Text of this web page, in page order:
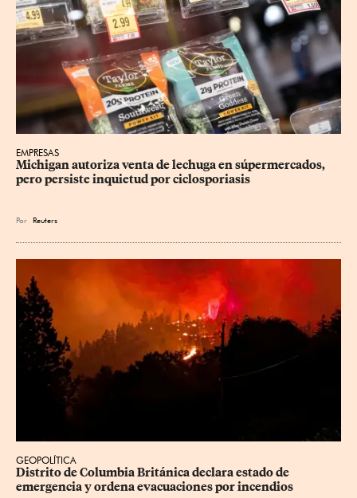
EMPRESAS
Michigan autoriza venta de lechuga en súpermercados,
pero persiste inquietud por ciclosporiasis
Por Reuters
GEOPOLÍTICA
Distrito de Columbia Británica declara estado de
emergencia y ordena evacuaciones por incendios